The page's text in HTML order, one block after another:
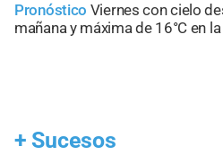
Pronóstico Viernes con cielo
mañana y máxima de 16°C en
+ Sucesos